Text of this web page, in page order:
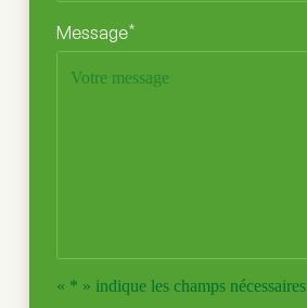
Message*
« * » indique les champs nécessaires